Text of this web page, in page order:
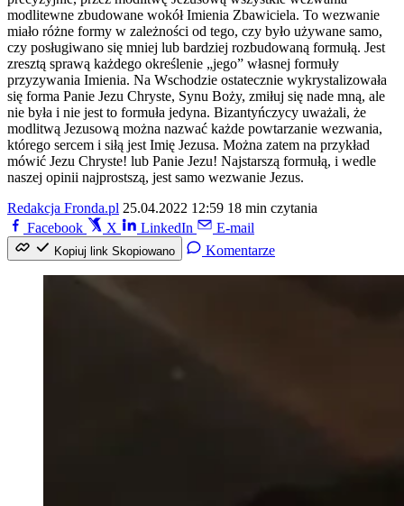
modlitewne zbudowane wokół Imienia Zbawiciela. To wezwanie
miało różne formy w zależności od tego, czy było używane samo,
czy posługiwano się mniej lub bardziej rozbudowaną formułą. Jest
zresztą sprawą każdego określenie „jego” własnej formuły
przyzywania Imienia. Na Wschodzie ostatecznie wykrystalizowała
się forma Panie Jezu Chryste, Synu Boży, zmiłuj się nade mną, ale
nie była i nie jest to formuła jedyna. Bizantyńczycy uważali, że
modlitwą Jezusową można nazwać każde powtarzanie wezwania,
którego sercem i siłą jest Imię Jezusa. Można zatem na przykład
mówić Jezu Chryste! lub Panie Jezu! Najstarszą formułą, i wedle
naszej opinii najprostszą, jest samo wezwanie Jezus.
Redakcja Fronda.pl 25.04.2022 12:59 18 min czytania
Facebook
X LinkedIn E-mail
Kopiuj link Skopiowano Komentarze